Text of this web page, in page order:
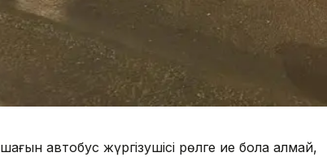
автобус жүргізушісі рөлге ие бола алмай,